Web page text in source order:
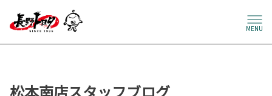
MENU
松本南店スタッフブログ